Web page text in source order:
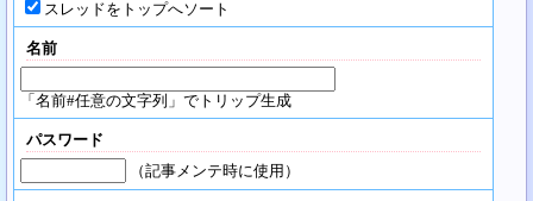
スレッドをトップへソート
名前
「名前#任意の文字列」でトリップ生成
パスワード
（記事メンテ時に使用）